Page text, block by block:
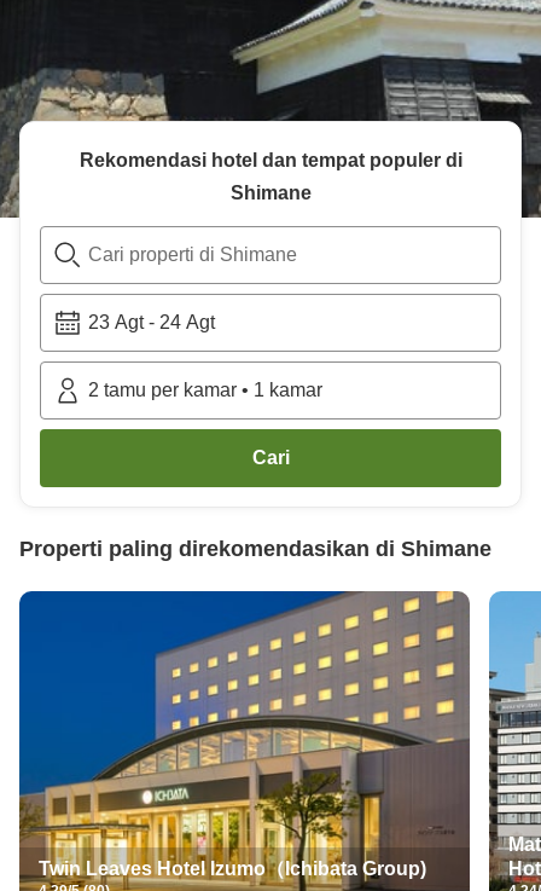
Rekomendasi hotel dan tempat populer di
Shimane
Cari properti di Shimane
23 Agt- 24 Agt
2 tamu per kamar • 1 kamar
Cari
Properti paling direkomendasikan di Shimane
Twin Leaves Hotel Izumo（Ichibata Group)